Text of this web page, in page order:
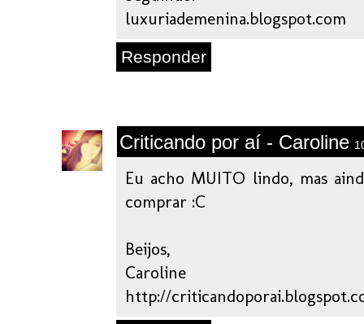
luxuriademenina.blogspot.com
Responder
Criticando por aí - Caroline
Eu acho MUITO lindo, mas
comprar :C
Beijos,
Caroline
http://